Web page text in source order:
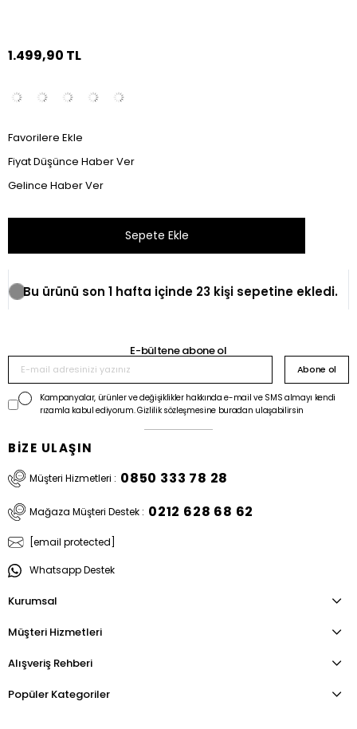
1.499,90 TL
Favorilere Ekle
Fiyat Düşünce Haber Ver
Gelince Haber Ver
Bu ürünü son 1 hafta içinde 23 kişi sepetine ekledi.
E-bültene abone ol
Abone ol
Kampanyalar, ürünler ve değişiklikler hakkında e-mail ve SMS almayı kendi
rızamla kabul ediyorum. Gizlilik sözleşmesine buradan ulaşabilirsin
BİZE ULAŞIN
Müşteri Hizmetleri : 0850 333 78 28
Mağaza Müşteri Destek : 0212 628 68 62
[email protected]
Whatsapp Destek
Kurumsal
Müşteri Hizmetleri
Alışveriş Rehberi
Popüler Kategoriler